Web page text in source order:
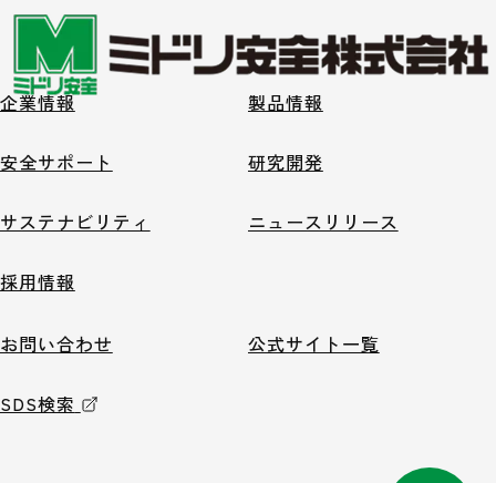
企業情報 製品情報
安全サポート 研究開発
サステナビリティ ニュースリリース
採用情報
お問い合わせ 公式サイト一覧
SDS検索